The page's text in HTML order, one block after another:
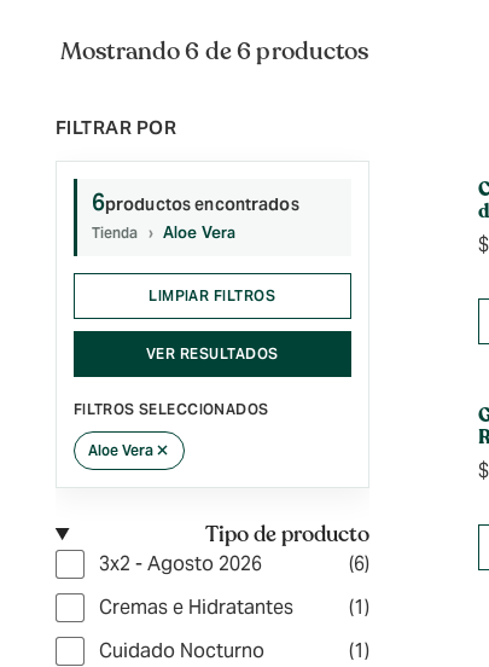
Mostrando 6 de 6 productos
6productos encontrados
Tienda Aloe Vera
LIMPIAR FILTROS
VER RESULTADOS
FILTROS SELECCIONADOS
Aloe Vera ×
Tipo de producto
3x2 - Agosto 2026
(6)
Cremas e Hidratantes
(1)
Cuidado Nocturno
(1)
$
$